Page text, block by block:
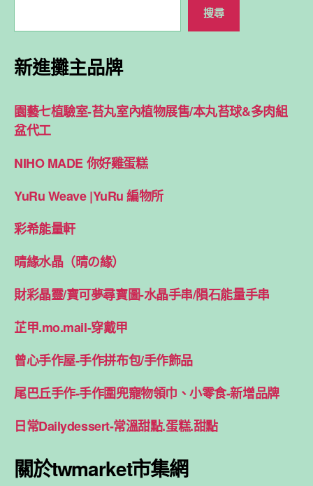
搜尋
新進攤主品牌
園藝七植驗室-苔丸室內植物展售/本丸苔球&多肉組
盆代工
NIHO MADE 你好雞蛋糕
YuRu Weave |YuRu 編物所
彩希能量軒
晴緣水晶（晴の緣）
財彩晶靈/寶可夢尋寶圖-水晶手串/隕石能量手串
芷甲.mo.mail-穿戴甲
曾心手作屋-手作拼布包/手作飾品
尾巴丘手作-手作圍兜寵物領巾、小零食-新增品牌
日常Dailydessert-常溫甜點.蛋糕.甜點
關於twmarket市集網